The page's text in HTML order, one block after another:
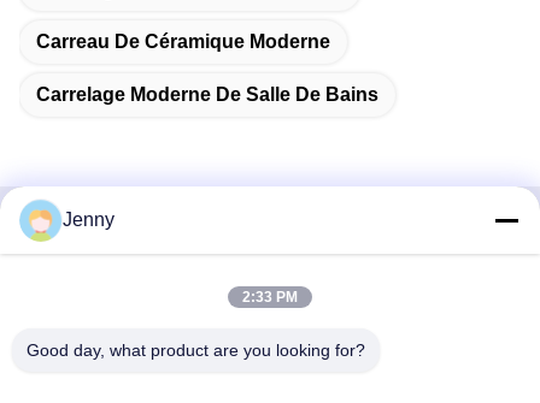
Carreau De Céramique Moderne
Carrelage Moderne De Salle De Bains
Contactez rapidement
Mall, rue Wugang, région de Chancheng, ville de Foshan,
Jenny
2:33 PM
Good day, what product are you looking for?